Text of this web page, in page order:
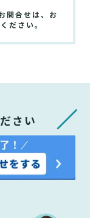
問合せは、お
ださい。
さい